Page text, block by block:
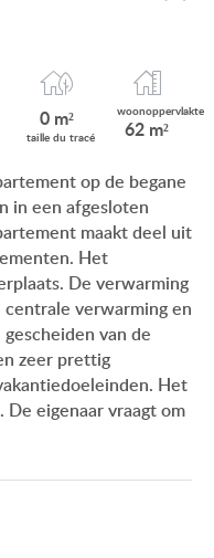
0 m²
taille du tracé
woonoppervlakte
62 m²
op de begane
in een afgesloten
maakt deel uit
Het
De verwarming
verwarming en
van de
zeer prettig
Het
eigenaar vraagt om
BATH
TREES
BELT
BE